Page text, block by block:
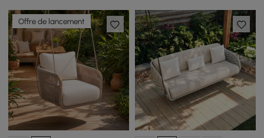
Offre de lancement